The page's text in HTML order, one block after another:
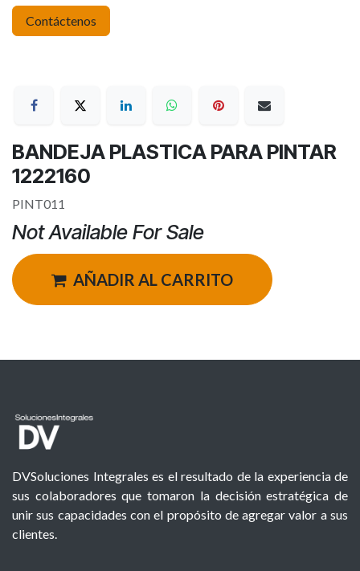
Contáctenos
BANDEJA PLASTICA PARA PINTAR
1222160
PINT011
Not Available For Sale
AÑADIR AL CARRITO
DVSoluciones Integrales es el resultado de la experiencia de
sus colaboradores que tomaron la decisión estratégica de
unir sus capacidades con el propósito de agregar valor a sus
clientes.